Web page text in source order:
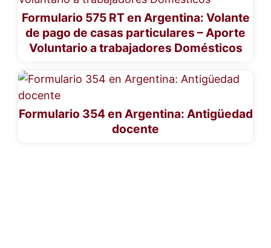
Formulario 575 RT en Argentina: Volante
de pago de casas particulares – Aporte
Voluntario a trabajadores Domésticos
Formulario 354 en Argentina: Antigüedad
docente